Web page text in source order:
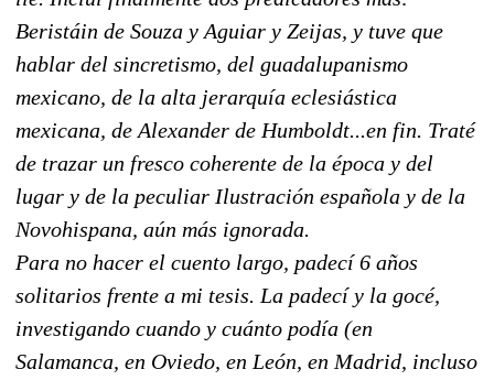
Beristáin de Souza y Aguiar y Zeijas, y tuve que
hablar del sincretismo, del guadalupanismo
mexicano, de la alta jerarquía eclesiástica
mexicana, de Alexander de Humboldt...en fin. Traté
de trazar un fresco coherente de la época y del
lugar y de la peculiar Ilustración española y de la
Novohispana, aún más ignorada.
Para no hacer el cuento largo, padecí 6 años
solitarios frente a mi tesis. La padecí y la gocé,
investigando cuando y cuánto podía (en
Salamanca, en Oviedo, en León, en Madrid, incluso